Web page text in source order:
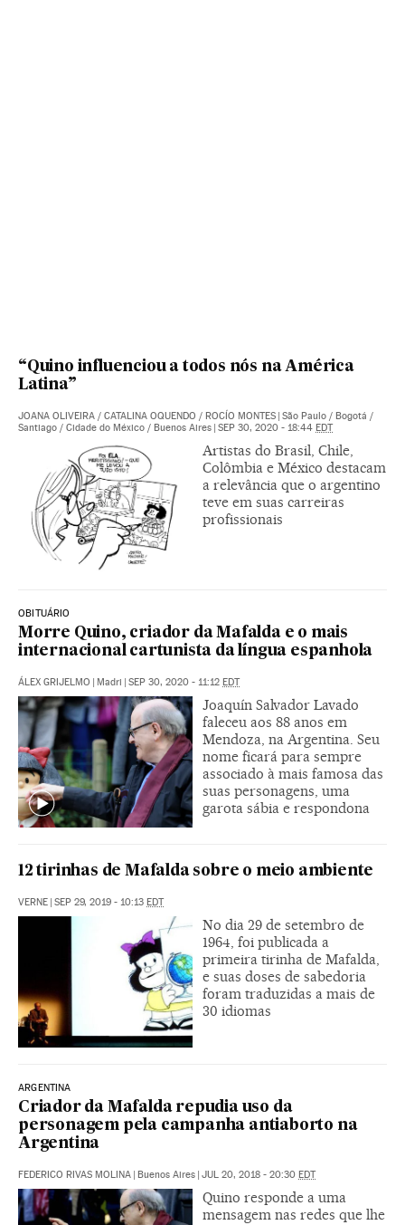
“Quino influenciou a todos nós na América
Latina”
JOANA OLIVEIRA / CATALINA OQUENDO / ROCÍO MONTES São Paulo / Bogotá /
Santiago / Cidade do México / Buenos Aires SEP 30, 2020 - 18:44 EDT
Artistas do Brasil, Chile,
Colômbia e México destacam
a relevância que o argentino
teve em suas carreiras
profissionais
OBITUÁRIO
Morre Quino, criador da Mafalda e o mais
internacional cartunista da língua espanhola
ÁLEX GRIJELMO Madri SEP 30, 2020 - 11:12 EDT
Joaquín Salvador Lavado
faleceu aos 88 anos em
Mendoza, na Argentina. Seu
nome ficará para sempre
associado à mais famosa das
suas personagens, uma
garota sábia e respondona
12 tirinhas de Mafalda sobre o meio ambiente
VERNE | SEP 29, 2019 - 10:13 EDT
No dia 29 de setembro de
1964, foi publicada a
primeira tirinha de Mafalda,
e suas doses de sabedoria
foram traduzidas a mais de
30 idiomas
ARGENTINA
Criador da Mafalda repudia uso da
personagem pela campanha antiaborto na
Argentina
FEDERICO RIVAS MOLINA | Buenos Aires | JUL 20, 2018 - 20:30 EDT
Quino responde a uma
mensagem nas redes que lhe